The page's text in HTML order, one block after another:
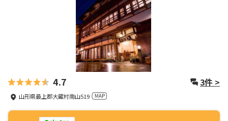
4.7 3件 >
山形県最上郡大蔵村南山519